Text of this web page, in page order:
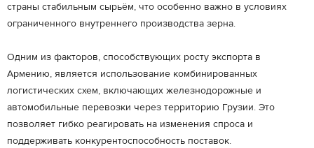
страны стабильным сырьём, что особенно важно в условиях
ограниченного внутреннего производства зерна.
Одним из факторов, способствующих росту экспорта в
Армению, является использование комбинированных
логистических схем, включающих железнодорожные и
автомобильные перевозки через территорию Грузии. Это
позволяет гибко реагировать на изменения спроса и
поддерживать конкурентоспособность поставок.